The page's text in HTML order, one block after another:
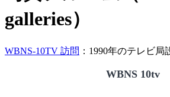
galleries）
WBNS-10TV 訪問 ：1990年のテレビ局
WBNS 10tv